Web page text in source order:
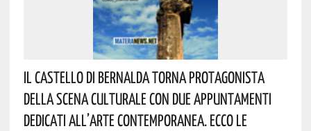
Il Castello Di Bernalda Torna Protagonista
Della Scena Culturale Con Due Appuntamenti
Dedicati All’arte Contemporanea. Ecco Le